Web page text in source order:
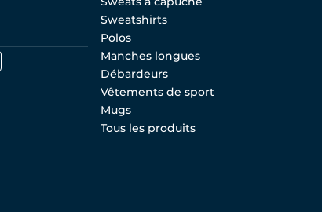
Sweatshirts
Polos
Manches longues
Débardeurs
Vêtements de sport
Mugs
Tous les produits